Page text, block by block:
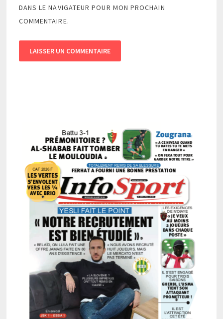
DANS LE NAVIGATEUR POUR MON PROCHAIN
COMMENTAIRE.